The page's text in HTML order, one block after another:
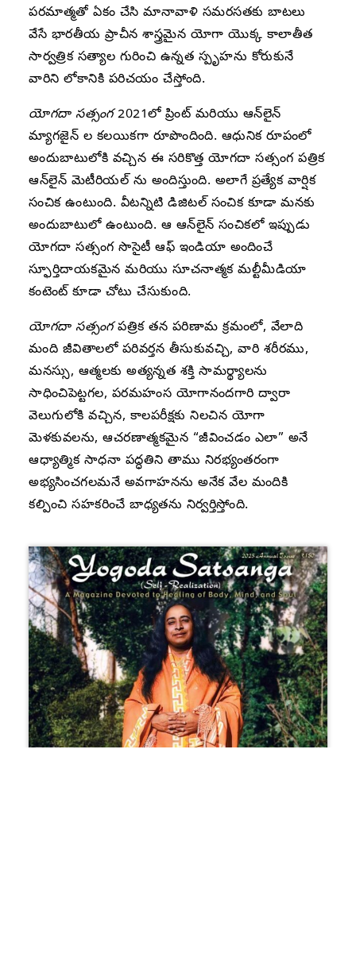
పరమాత్మతో ఏకం చేసి మానావాళి సమరసతకు బాటలు
వేసే భారతీయ ప్రాచీన శాస్త్రమైన యోగా యొక్క కాలాతీత
సార్వత్రిక సత్యాల గురించి ఉన్నత స్పృహను కోరుకునే
వారిని లోకానికి పరిచయం చేస్తోంది.
యోగదా సత్సంగ2021లో ప్రింట్ మరియు ఆన్‌లైన్
మ్యాగజైన్ ల కలయికగా రూపొందింది. ఆధునిక రూపంలో
అందుబాటులోకి వచ్చిన ఈ సరికొత్త యోగదా సత్సంగ పత్రిక
ఆన్‌లైన్ మెటీరియల్ ను అందిస్తుంది. అలాగే ప్రత్యేక వార్షిక
సంచిక ఉంటుంది. వీటన్నిటి డిజిటల్ సంచిక కూడా మనకు
అందుబాటులో ఉంటుంది. ఆ ఆన్‌లైన్ సంచికలో ఇప్పుడు
యోగదా సత్సంగ సొసైటీ ఆఫ్ ఇండియా అందించే
స్ఫూర్తిదాయకమైన మరియు సూచనాత్మక మల్టీమీడియా
కంటెంట్ కూడా చోటు చేసుకుంది.
యోగదా సత్సంగపత్రిక తన పరిణామ క్రమంలో, వేలాది
మంది జీవితాలలో పరివర్తన తీసుకువచ్చి, వారి శరీరము,
మనస్సు, ఆత్మలకు అత్యన్నత శక్తి సామర్థ్యాలను
సాధించిపెట్టగల, పరమహంస యోగానందగారి ద్వారా
వెలుగులోకి వచ్చిన, కాలపరీక్షకు నిలచిన యోగా
మెళకువలను, ఆచరణాత్మకమైన “జీవించడం ఎలా” అనే
ఆధ్యాత్మిక సాధనా పద్ధతిని తాము నిరభ్యంతరంగా
అభ్యసించగలమనే అవగాహనను అనేక వేల మందికి
కల్పించి సహకరించే బాధ్యతను నిర్వర్తిస్తోంది.